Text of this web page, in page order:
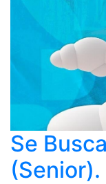
Se
(Senior).